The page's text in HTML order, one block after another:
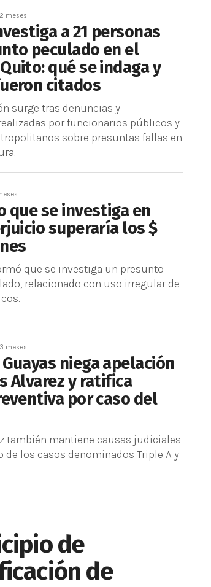
meses
a 21 personas
peculado en el
qué se indaga y
citados
surge tras denuncias y
por funcionarios públicos y
sobre presuntas fallas en
que se investiga en
superaría los $
que se investiga un presunto
relacionado con uso irregular de
meses
niega apelación
Alvarez y ratifica
por caso del
también mantiene causas judiciales
de los casos denominados Triple A y
de
de